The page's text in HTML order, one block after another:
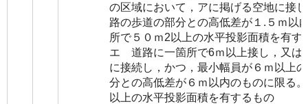
の区域において，アに掲げる空地に接
路の歩道の部分との高低差が１.５ｍ以
所で５０ｍ2以上の水平投影面積を有す
エ 道路に一箇所で6ｍ以上接し，又は
に接続し，かつ，最小幅員が６ｍ以上
分との高低差が６ｍ以内のものに限る
以上の水平投影面積を有するもの